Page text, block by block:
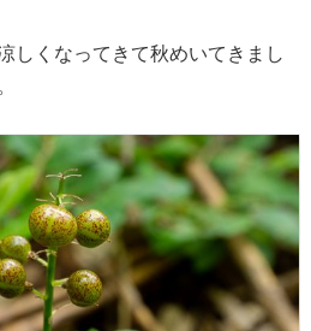
しくなってきて秋めいてきまし